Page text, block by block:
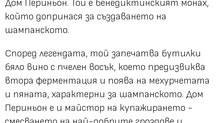
Дом Периньон. Той е бенедиктинският монах,
който допринася за създаването на
шампанското.
Според легендата, той запечатва бутилки
бяло вино с пчелен восък, което предизвиква
втора ферментация и поява на мехурчетата
и пяната, характерни за шампанското. Дом
Периньон е и майстор на купажирането -